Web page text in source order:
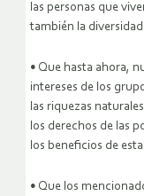
las personas que
también la
• Que hasta ahora,
intereses de los
las riquezas
los derechos de las
los beneficios de
• Que los